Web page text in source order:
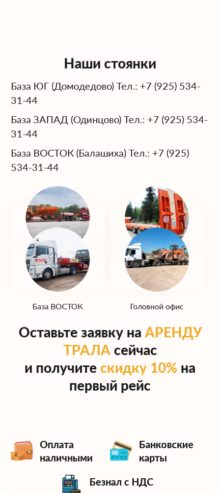
Наши стоянки
База ЮГ (Домодедово) Тел.: +7 (925) 534-
31-44
База ЗАПАД (Одинцово) Тел.: +7 (925) 534-
31-44
База ВОСТОК (Балашиха) Тел.: +7 (925)
534-31-44
База ЮГ
(Домодедово)
База ЗАПАД
База ВОСТОК Головной офис
Оставьте заявку на АРЕНДУ
ТРАЛАсейчас
и получите скидку 10% на
первый рейс
Оплата
наличными
Банковские
карты
Безнал с НДС